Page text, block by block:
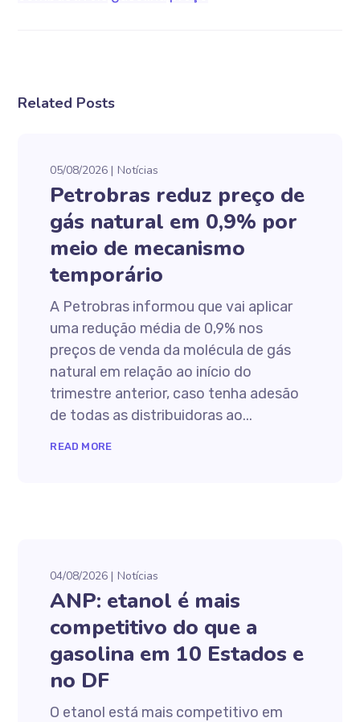
Related Posts
05/08/2026 Notícias
Petrobras reduz preço de
gás natural em 0,9% por
meio de mecanismo
temporário
A Petrobras informou que vai aplicar
uma redução média de 0,9% nos
preços de venda da molécula de gás
natural em relação ao início do
trimestre anterior, caso tenha adesão
de todas as distribuidoras ao...
READ MORE
04/08/2026 Notícias
ANP: etanol é mais
competitivo do que a
gasolina em 10 Estados e
no DF
O etanol está mais competitivo em